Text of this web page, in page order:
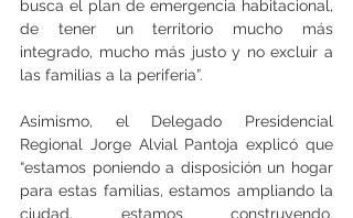
busca el plan de emergencia habitacional,
de tener un territorio mucho más
integrado, mucho más justo y no excluir a
las familias a la periferia”.
Asimismo, el Delegado Presidencial
Regional Jorge Alvial Pantoja explicó que
“estamos poniendo a disposición un hogar
para estas familias, estamos ampliando la
ciudad, estamos construyendo,